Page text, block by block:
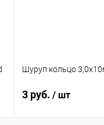
Шуруп кольцо
3 руб. / шт